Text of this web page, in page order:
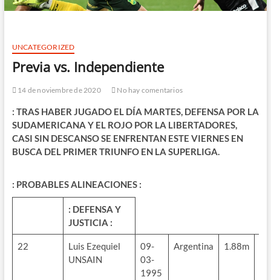
UNCATEGORIZED
Previa vs. Independiente
14 de noviembre de 2020 No hay comentarios
: TRAS HABER JUGADO EL DÍA MARTES, DEFENSA POR LA
SUDAMERICANA Y EL ROJO POR LA LIBERTADORES,
CASI SIN DESCANSO SE ENFRENTAN ESTE VIERNES EN
BUSCA DEL PRIMER TRIUNFO EN LA SUPERLIGA.
: PROBABLES ALINEACIONES :
: DEFENSA Y
JUSTICIA :
22
Luis Ezequiel
UNSAIN
09-
03-
1995
Argentina 1.88m